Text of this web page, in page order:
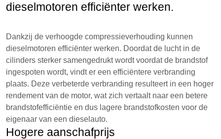
dieselmotoren efficiënter werken.
Dankzij de verhoogde compressieverhouding kunnen
dieselmotoren efficiënter werken. Doordat de lucht in de
cilinders sterker samengedrukt wordt voordat de brandstof
ingespoten wordt, vindt er een efficiëntere verbranding
plaats. Deze verbeterde verbranding resulteert in een hoger
rendement van de motor, wat zich vertaalt naar een betere
brandstofefficiëntie en dus lagere brandstofkosten voor de
eigenaar van een dieselauto.
Hogere aanschafprijs